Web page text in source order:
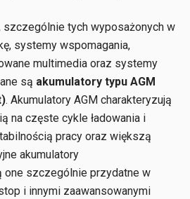
szczególnie tych wyposażonych w
systemy wspomagania,
multimedia oraz systemy
są akumulatory typu AGM
. Akumulatory AGM charakteryzują
na częste cykle ładowania i
pracy oraz większą
akumulatory
one szczególnie przydatne w
i innymi zaawansowanymi